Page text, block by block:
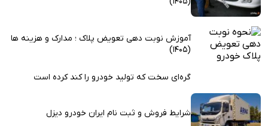
آموزش نوبت دهی تعویض پلاک ؛ مدارک و هزینه ها
(1405)
گره‌ای سخت که تولید خودرو را کند کرده است
شرایط فروش و ثبت نام ایران خودرو دیزل